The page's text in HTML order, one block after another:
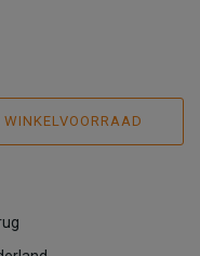
WINKELVOORRAAD